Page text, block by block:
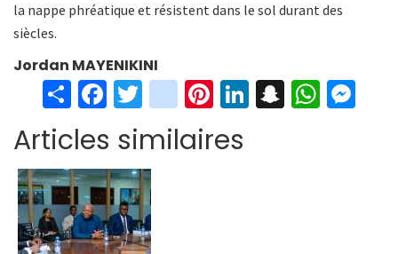
la nappe phréatique et résistent dans le sol durant des
siècles.
Jordan MAYENIKINI
S
h
ar
e
Fa
ce
b
o
o
k
T
wi
tt
er
in
st
ag
Pi
er
Li S W
Articles similaires